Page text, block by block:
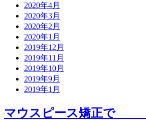
2020年4月
2020年3月
2020年2月
2020年1月
2019年12月
2019年11月
2019年10月
2019年9月
2019年1月
マウスピース矯正で